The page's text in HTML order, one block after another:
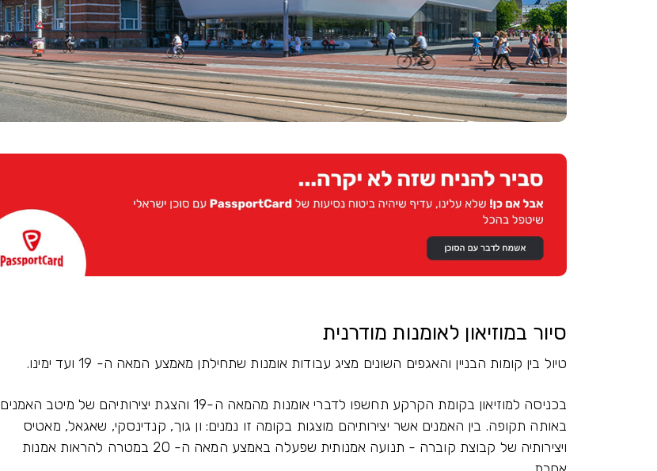
סיור במוזיאון לאומנות מודרנית
טיול בין קומות הבניין והאגפים השונים מציג עבודות אומנות שתחילתן מאמצע המאה ה- 19 ועד ימינו.
בכניסה למוזיאון בקומת הקרקע תחשפו לדברי אומנות מהמאה ה-19 והצגת יצירותיהם של מיטב האמנים
באותה תקופה. בין האמנים אשר יצירותיהם מוצגות בקומה זו נמנים: ון גוך, קנדינסקי, שאגאל, מאטיס
ויצירותיה של קבוצת קוברה - תנועה אמנותית שפעלה באמצע המאה ה- 20 במטרה להראות אמנות